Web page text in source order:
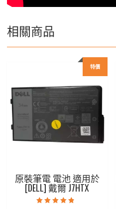
相關商品
特價
原裝筆電 電池 適用於
[DELL] 戴爾 J7HTX